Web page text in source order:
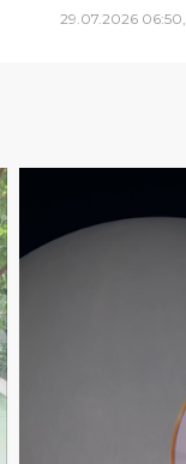
29.07.2026 06:50,